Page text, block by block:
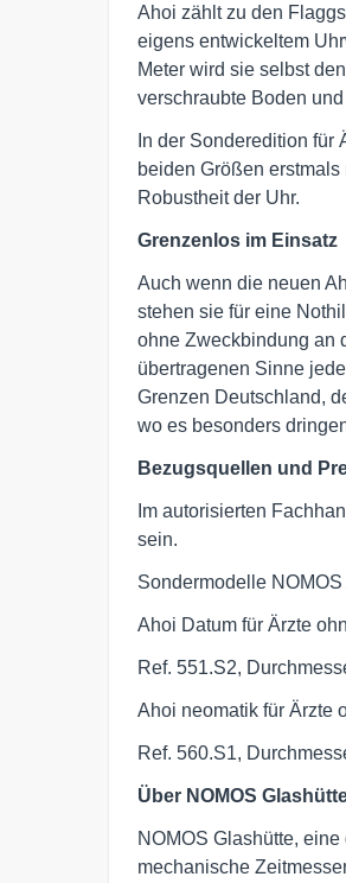
Ahoi zählt zu den
eigens entwickeltem
Meter wird sie selbst
verschraubte Boden
In der Sonderedition für
beiden Größen
Robustheit der Uhr.
Grenzenlos im Einsatz
Auch wenn die neuen
stehen sie für eine
ohne Zweckbindung an
übertragenen Sinne
Grenzen Deutschland,
wo es besonders
Bezugsquellen und
Im autorisierten
sein.
Sondermodelle
Ahoi Datum für Ärzte
Ref. 551.S2,
Ahoi neomatik für Ärzte
Ref. 560.S1,
Über NOMOS
NOMOS Glashütte,
mechanische